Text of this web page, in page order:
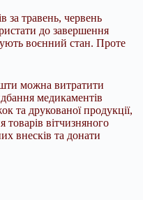
за травень, червень
до завершення
воєнний стан. Проте
можна витратити
медикаментів
та друкованої продукції,
вітчизняного
внесків та донати